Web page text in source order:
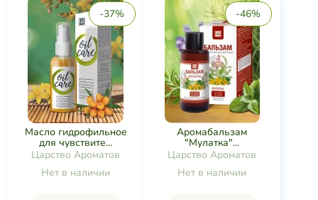
-37%
Масло гидрофильное
для чувствите...
Царство Ароматов
Нет в наличии
-46%
Аромабальзам
"Мулатка"...
Царство Ароматов
Нет в наличии